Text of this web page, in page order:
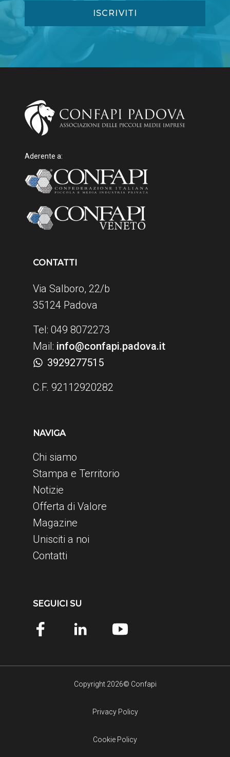
Aderente a:
CONTATTI
Via Salboro, 22/b
35124 Padova
Tel: 049 8072273
Mail: info@confapi.padova.it
3929277515
C.F. 92112920282
NAVIGA
Chi siamo
Stampa e Territorio
Notizie
Offerta di Valore
Magazine
Unisciti a noi
Contatti
SEGUICI SU
Copyright 2026© Confapi
Privacy Policy
Cookie Policy